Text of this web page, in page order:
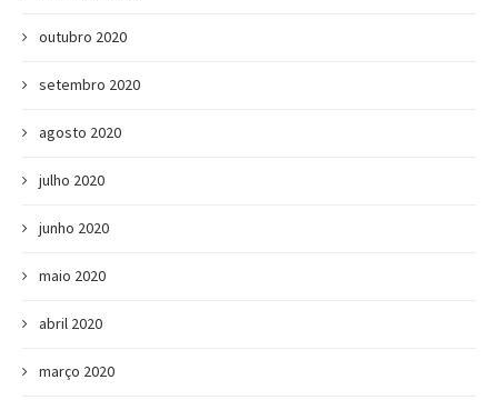
outubro 2020
setembro 2020
agosto 2020
julho 2020
junho 2020
maio 2020
abril 2020
março 2020